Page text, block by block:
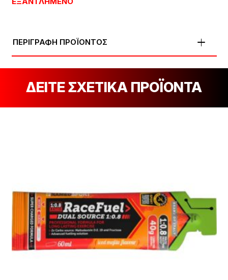
ΠΕΡΙΓΡΑΦΗ ΠΡΟΪΟΝΤΟΣ
ΔΕΙΤΕ ΣΧΕΤΙΚΑ ΠΡΟΪΟΝΤΑ